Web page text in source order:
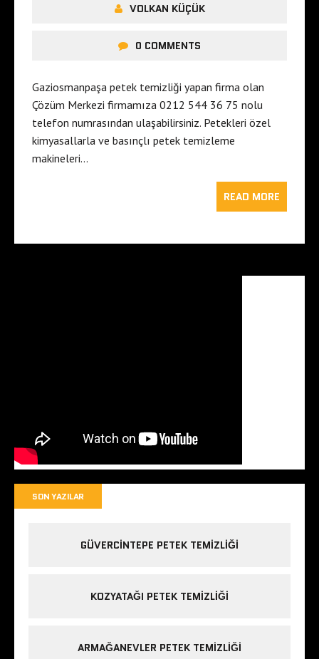
VOLKAN KÜÇÜK
0 COMMENTS
Gaziosmanpaşa petek temizliği yapan firma olan
Çözüm Merkezi firmamıza 0212 544 36 75 nolu
telefon numrasından ulaşabilirsiniz. Petekleri özel
kimyasallarla ve basınçlı petek temizleme
makineleri…
READ MORE
SON YAZILAR
GÜVERCINTEPE PETEK TEMIZLIĞI
KOZYATAĞI PETEK TEMIZLIĞI
ARMAĞANEVLER PETEK TEMIZLIĞI